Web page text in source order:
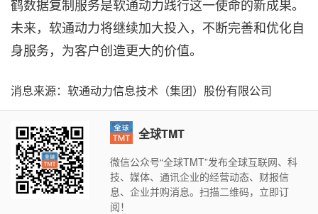
鹤数据复制服务是软通动力践行这一使命的新成果。
未来，软通动力将继续加大投入，不断完善和优化自
身服务，为客户创造更大的价值。
消息来源：软通动力信息技术（集团）股份有限公司
全球TMT
微信公众号“全球TMT”发布全球互联网、科
技、媒体、通讯企业的经营动态、财报信
息、企业并购消息。扫描二维码，立即订
阅！